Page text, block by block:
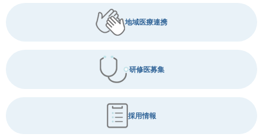
地域医療連携
研修医募集
採用情報